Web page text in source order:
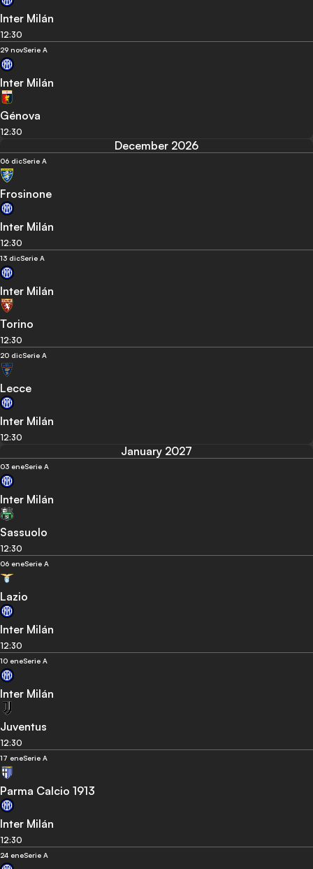
Inter Milán
12:30
29 novSerie A
Inter Milán
Génova
12:30
December 2026
06 dicSerie A
Frosinone
Inter Milán
12:30
13 dicSerie A
Inter Milán
Torino
12:30
20 dicSerie A
Lecce
Inter Milán
12:30
January 2027
03 eneSerie A
Inter Milán
Sassuolo
12:30
06 eneSerie A
Lazio
Inter Milán
12:30
10 eneSerie A
Inter Milán
Juventus
12:30
17 eneSerie A
Parma Calcio 1913
Inter Milán
12:30
24 eneSerie A